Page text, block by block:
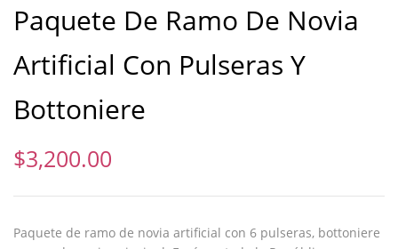
Paquete De Ramo De Novia
Artificial Con Pulseras Y
Bottoniere
$3,200.00
Paquete de ramo de novia artificial con 6 pulseras, bottoniere